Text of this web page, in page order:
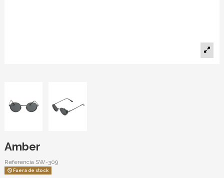
Amber
Referencia SW-309
Fuera de stock